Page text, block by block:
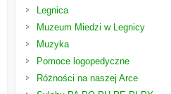
Legnica
Muzeum Miedzi w Legnicy
Muzyka
Pomoce logopedyczne
Różności na naszej Arce